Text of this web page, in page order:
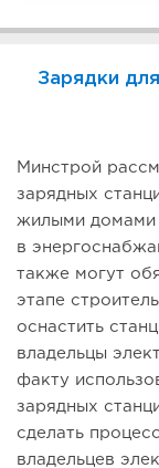
Зарядки
Минстрой
зарядных
жилыми домами
в
также могут
этапе
оснастить
владельцы
факту
зарядных
сделать
владельцев